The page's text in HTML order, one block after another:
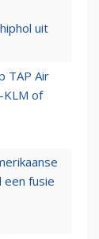
uit
TAP Air
KLM of
een fusie